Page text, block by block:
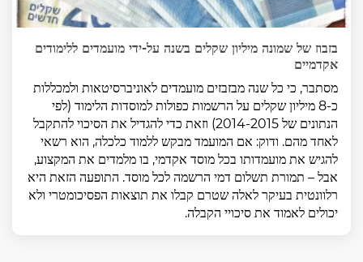
בזבוז של שמונה מיליון שקלים בשנה על-ידי מועמדים ללימודים
אקדמיים
מסתבר, כי כל שנה מבזבזים מועמדים לאוניברסיטאות ולמכללות
כ-8 מיליון שקלים על הרשמות כפולות למוסדות הלימוד (לפי
הנתונים של 2014-2015) וזאת כדי להגדיל את הסיכוי להתקבל
לאחד מהם. ודוק: אם המועמד מבקש ללמוד כלכלה, הוא רשאי
להגיש את מועמדותו בכל מוסד אקדמי, בו מלמדים את המקצוע,
אבל – תמורת תשלום דמי הרשמה לכל מוסד. התופעה הזאת היא
רלוונטית בעיקר לאלה שטרם קבלו את תוצאות הפסיכומטרי ולא
יכולים לאמוד את סיכויי הקבלה.